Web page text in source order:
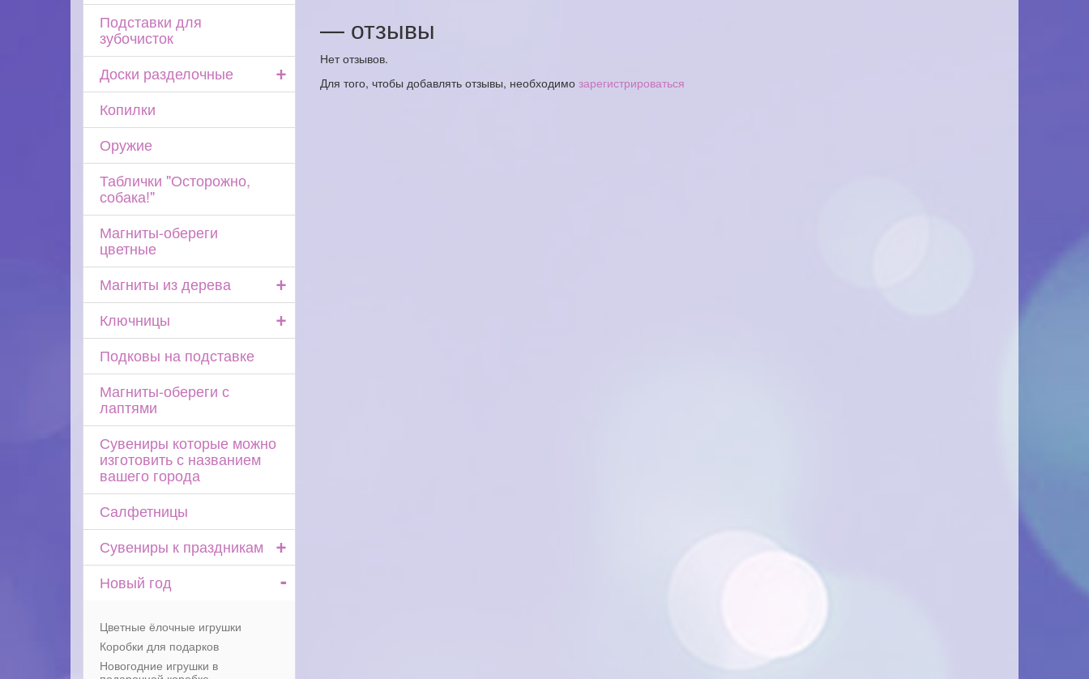
— отзывы
Нет отзывов.
Для того, чтобы добавлять отзывы, необходимо зарегистрироваться
Подставки для
зубочисток
+
Доски разделочные
Копилки
Оружие
Таблички "Осторожно,
собака!"
Магниты-обереги
цветные
+
Магниты из дерева
+
Ключницы
Подковы на подставке
Магниты-обереги с
лаптями
Сувениры которые можно
изготовить с названием
вашего города
Салфетницы
+
Сувениры к праздникам
-
Новый год
Цветные ёлочные игрушки
Коробки для подарков
Новогодние игрушки в